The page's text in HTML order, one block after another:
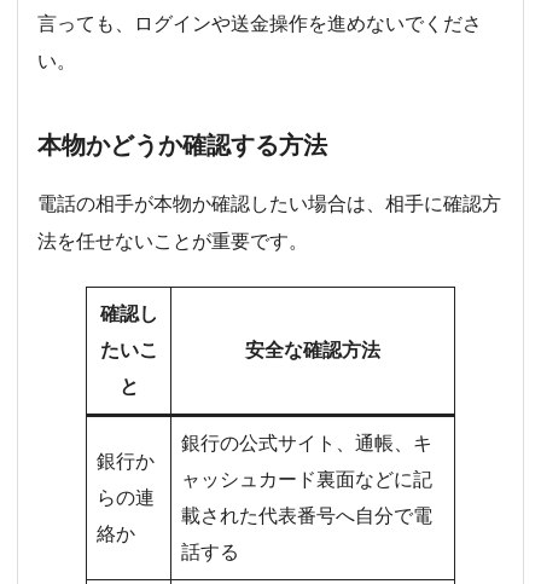
言っても、ログインや送金操作を進めないでくださ
い。
本物かどうか確認する方法
電話の相手が本物か確認したい場合は、相手に確認方
法を任せないことが重要です。
確認し
たいこ
と
安全な確認方法
銀行か
らの連
絡か
銀行の公式サイト、通帳、キ
ャッシュカード裏面などに記
載された代表番号へ自分で電
話する